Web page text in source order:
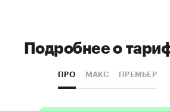
Подробнее о
ПРО МАКС ПРЕМЬЕР